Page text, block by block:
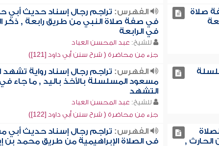
صلاة
الفهرس: تراجم رجال إسناد حديث أبي
في صفة صلاة النبي من طريق رابعة , ذكر
في الرابعة
للشيخ: عبد المحسن العباد
جزء من محاضرة ( شرح سنن أبي داود [121])
الفهرس: تراجم رجال إسناد رواية تشهد
مسعود المسلسلة بالأخذ باليد , ما جاء في
التشهد
للشيخ: عبد المحسن العباد
جزء من محاضرة ( شرح سنن أبي داود [122])
الحارث ,
الفهرس: تراجم رجال إسناد حديث أبي
في الصلاة الإبراهيمية من طريق محمد بن